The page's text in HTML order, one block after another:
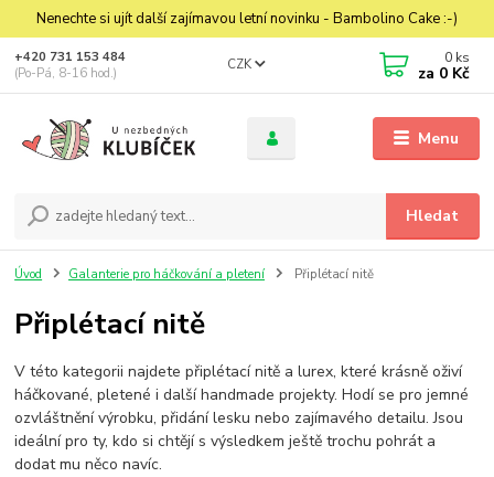
Nenechte si ujít další zajímavou letní novinku - Bambolino Cake :-)
Menu
CZK
Hledat
+420 731 153 484
(Po-Pá, 8-16 hod.)
0 ks
za 0 Kč
Úvod Galanterie pro háčkování a pletení Připlétací nitě
Připlétací nitě
V této kategorii najdete připlétací nitě a lurex, které krásně oživí
háčkované, pletené i další handmade projekty. Hodí se pro jemné
ozvláštnění výrobku, přidání lesku nebo zajímavého detailu. Jsou
ideální pro ty, kdo si chtějí s výsledkem ještě trochu pohrát a
dodat mu něco navíc.